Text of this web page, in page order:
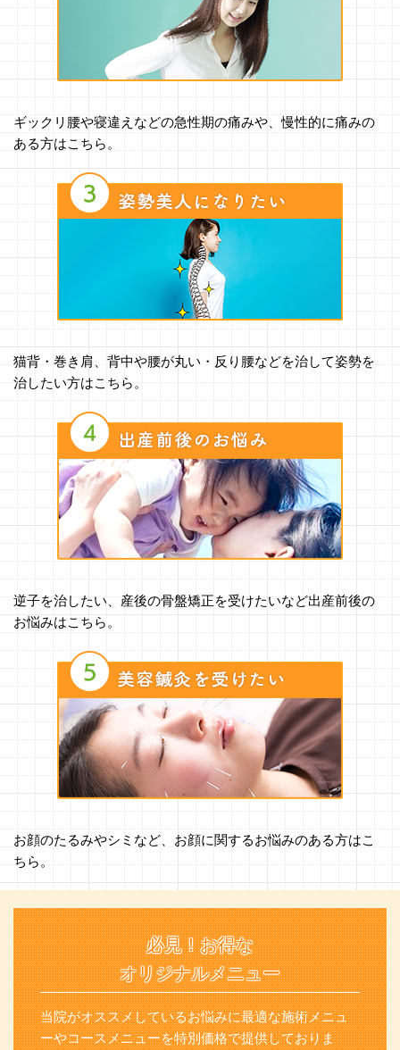
ギックリ腰や寝違えなどの急性期の痛みや、慢性的に痛みの
ある方はこちら。
猫背・巻き肩、背中や腰が丸い・反り腰などを治して姿勢を
治したい方はこちら。
逆子を治したい、産後の骨盤矯正を受けたいなど出産前後の
お悩みはこちら。
お顔のたるみやシミなど、お顔に関するお悩みのある方はこ
ちら。
必見！お得な
オリジナルメニュー
当院がオススメしているお悩みに最適な施術メニュ
ーやコースメニューを特別価格で提供しておりま